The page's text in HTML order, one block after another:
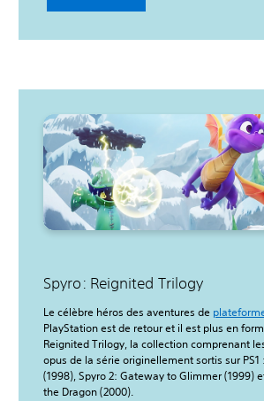
Spyro: Reignited Trilogy
Le célèbre héros des aventures de
PlayStation est de retour et il est plus en
Reignited Trilogy, la collection comprenant
opus de la série originellement sortis sur PS1
(1998), Spyro 2: Gateway to Glimmer (1999)
the Dragon (2000).